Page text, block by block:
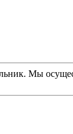
Мы